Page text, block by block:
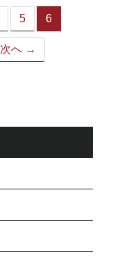
5 6
次へ →